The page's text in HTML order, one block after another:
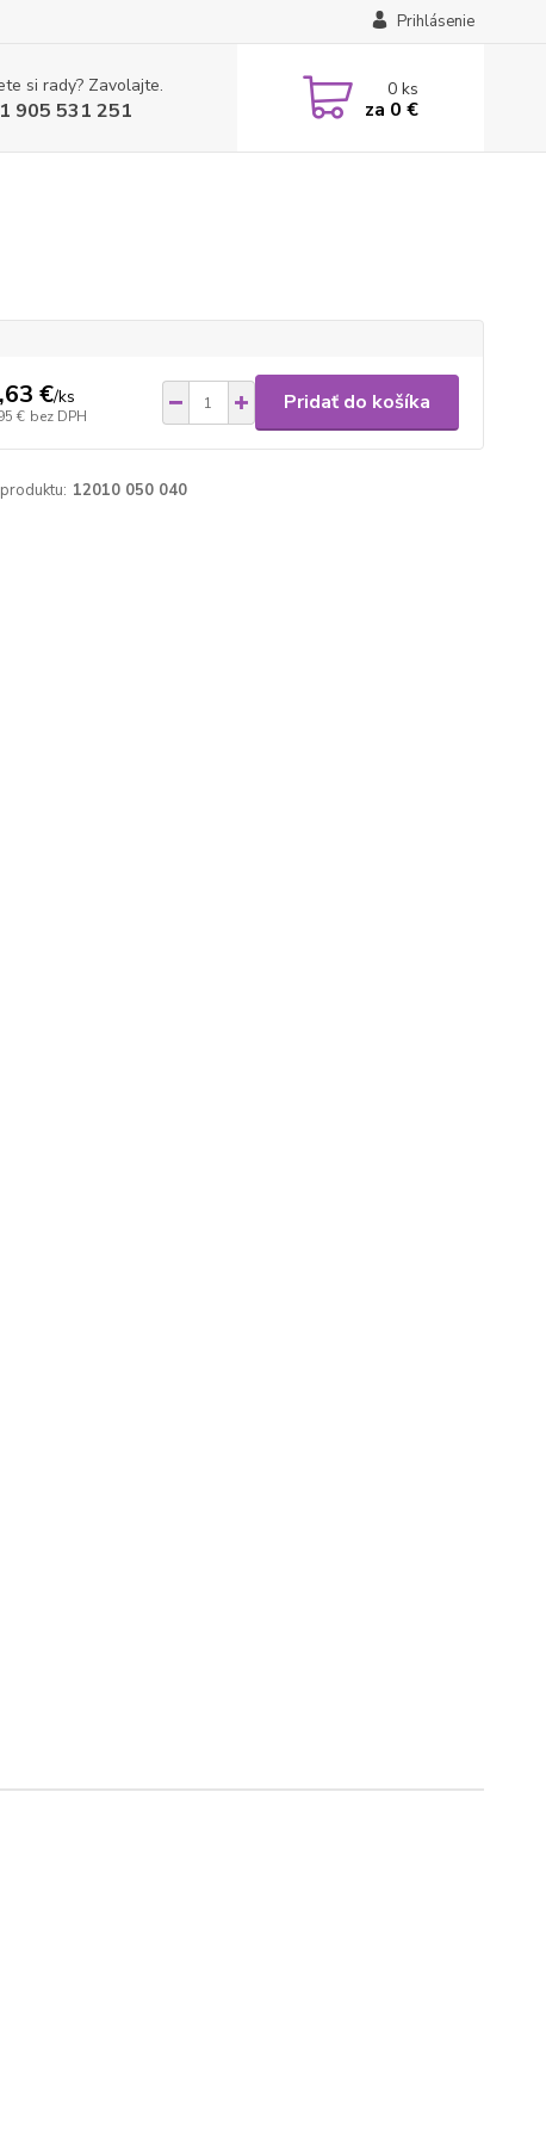
Prihlásenie
si rady? Zavolajte.
905 531 251
0ks
za 0 €
€/ks
€ bez DPH
Pridať do košíka
12010 050 040